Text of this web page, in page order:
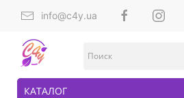
info@c4y.ua
КАТАЛОГ